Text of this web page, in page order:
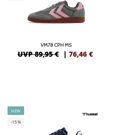
VM78 CPH MS
UVP 89,95 € | 76,46 €
NEW
-15%